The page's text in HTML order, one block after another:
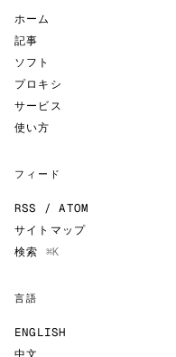
ホーム
記事
ソフト
プロキシ
サービス
使い方
フィード
RSS / ATOM
サイトマップ
検索 ⌘K
言語
ENGLISH
中文